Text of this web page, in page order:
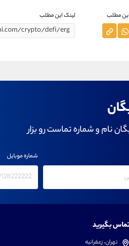
مطلب لینک این مطلب
نام و شماره تماست رو بزار
شماره موبایل
بگیرید
تهران، زعفرانیه